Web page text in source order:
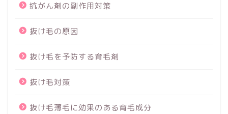
抗がん剤の副作用対策
抜け毛の原因
抜け毛を予防する育毛剤
抜け毛対策
抜け毛薄毛に効果のある育毛成分